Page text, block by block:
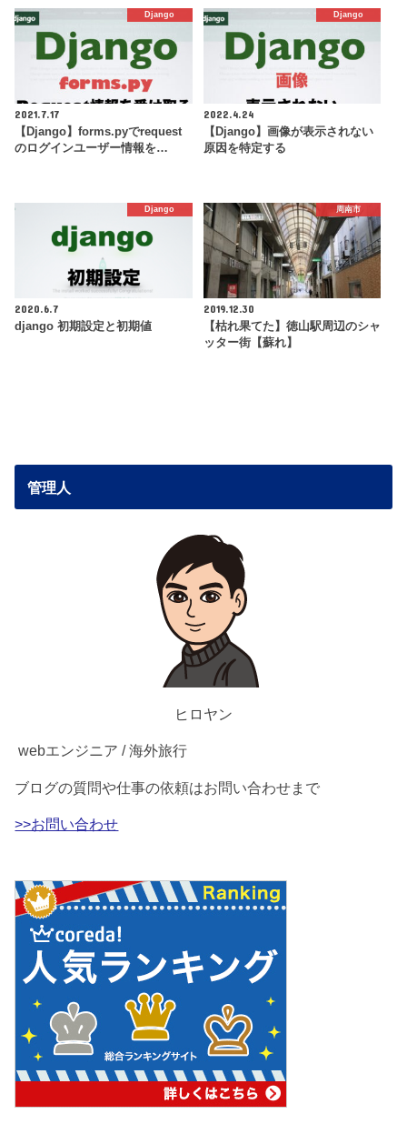
Django
2021.7.17
【Django】forms.pyでrequest
のログインユーザー情報を…
Django
2022.4.24
【Django】画像が表示されない
原因を特定する
Django
2020.6.7
django 初期設定と初期値
周南市
2019.12.30
【枯れ果てた】徳山駅周辺のシャ
ッター街【蘇れ】
管理人
ヒロヤン
webエンジニア / 海外旅行
ブログの質問や仕事の依頼はお問い合わせまで
>>お問い合わせ